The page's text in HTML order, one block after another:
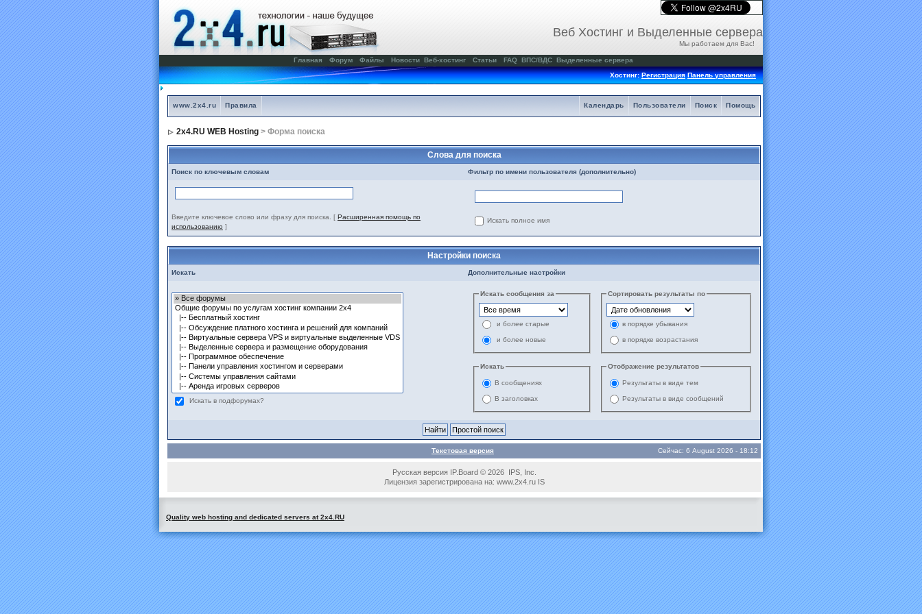
Веб Хостинг и Выделенные сервера
Мы работаем для Вас!
Главная Форум Файлы Новости Веб-хостинг Статьи FAQ ВПС/ВДС Выделенные сервера
Хостинг:Регистрация Панель управления
www.2x4.ru Правила Помощь
Поиск
Пользователи
Календарь
2x4.RU WEB Hosting > Форма поиска
Слова для поиска
Поиск по ключевым словам Фильтр по имени пользователя (дополнительно)
Введите ключевое слово или фразу для поиска. [ Расширенная помощь по
использованию ]
Искать полное имя
Настройки поиска
Искать Дополнительные настройки
Искать в подфорумах?
Искать сообщения за
и более старые
и более новые
Сортировать результаты по
в порядке убывания
в порядке возрастания
Искать
В сообщениях
В заголовках
Отображение результатов
Результаты в виде тем
Результаты в виде сообщений
Текстовая версия Сейчас: 6 August 2026 - 18:12
Русская версия IP.Board © 2026 IPS, Inc.
Лицензия зарегистрирована на: www.2x4.ru IS
Quality web hosting and dedicated servers at 2x4.RU